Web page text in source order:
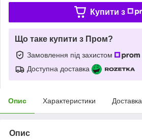
Купити з
Що таке купити з Пром?
Замовлення під захистом
Доступна доставка
Опис Характеристики Доставка
Опис